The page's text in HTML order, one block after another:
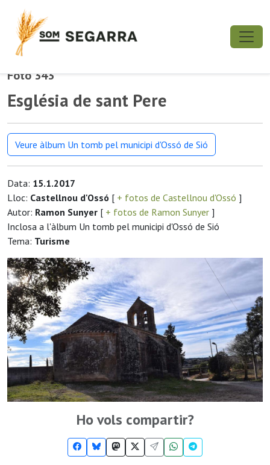
Foto 343
Església de sant Pere
Veure àlbum Un tomb pel municipi d'Ossó de Sió
Data: 15.1.2017
Lloc: Castellnou d'Ossó [ + fotos de Castellnou d'Ossó ]
Autor: Ramon Sunyer [ + fotos de Ramon Sunyer ]
Inclosa a l'àlbum Un tomb pel municipi d'Ossó de Sió
Tema: Turisme
Ho vols compartir?